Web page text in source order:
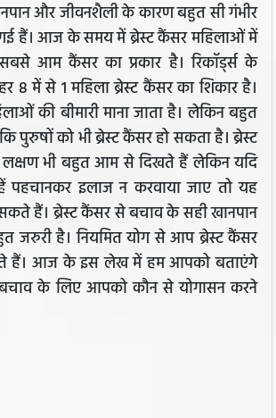
और जीवनशैली के कारण बहुत सी गंभीर
गई हैं। आज के समय में ब्रेस्ट कैंसर महिलाओं में
आम कैंसर का प्रकार है। रिकॉर्ड्स के
8 में से 1 महिला ब्रेस्ट कैंसर का शिकार है।
की बीमारी माना जाता है। लेकिन बहुत
पुरुषों को भी ब्रेस्ट कैंसर हो सकता है। ब्रेस्ट
भी बहुत आम से दिखते हैं लेकिन यदि
पहचानकर इलाज न करवाया जाए तो यह
हैं। ब्रेस्ट कैंसर से बचाव के सही खानपान
जरुरी है। नियमित योग से आप ब्रेस्ट कैंसर
हैं। आज के इस लेख में हम आपको बताएंगे
के लिए आपको कौन से योगासन करने